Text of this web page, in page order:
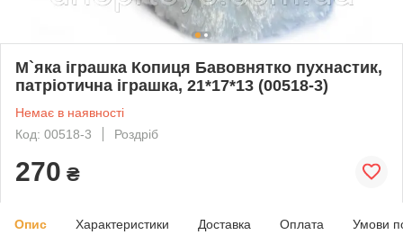
М`яка іграшка Копиця Бавовнятко пухнастик,
патріотична іграшка, 21*17*13 (00518-3)
Немає в наявності
Код: 00518-3
Роздріб
270 ₴
Опис Характеристики Доставка Оплата Умови